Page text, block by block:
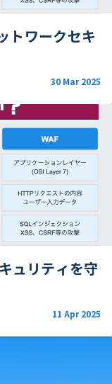
トワークセキ
30 Mar 2025
ュリティを守
11 Apr 2025